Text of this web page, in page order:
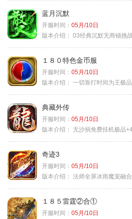
蓝月沉默
开服时间： 05月/10日
版本介绍： 03经典沉默无商铺挑战
１８０特色金币服
开服时间： 05月/10日
版本介绍： 一切靠打时间为王极
典藏外传
开服时间： 05月/10日
版本介绍： 无沙捐免费挂机极品
奇迹3
开服时间： 05月/10日
版本介绍： 法师全屏冰雨魔宠融
１８５雷霆②合①
开服时间： 05月/10日